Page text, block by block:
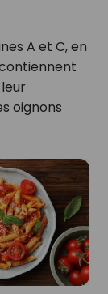
A et C, en
oignons